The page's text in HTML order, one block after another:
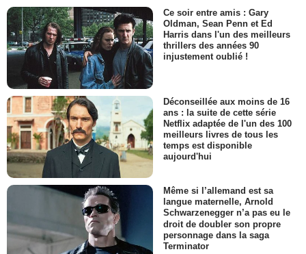
Ce soir entre amis : Gary
Oldman, Sean Penn et Ed
Harris dans l'un des meilleurs
thrillers des années 90
injustement oublié !
Déconseillée aux moins de 16
ans : la suite de cette série
Netflix adaptée de l'un des 100
meilleurs livres de tous les
temps est disponible
aujourd'hui
Même si l’allemand est sa
langue maternelle, Arnold
Schwarzenegger n’a pas eu le
droit de doubler son propre
personnage dans la saga
Terminator